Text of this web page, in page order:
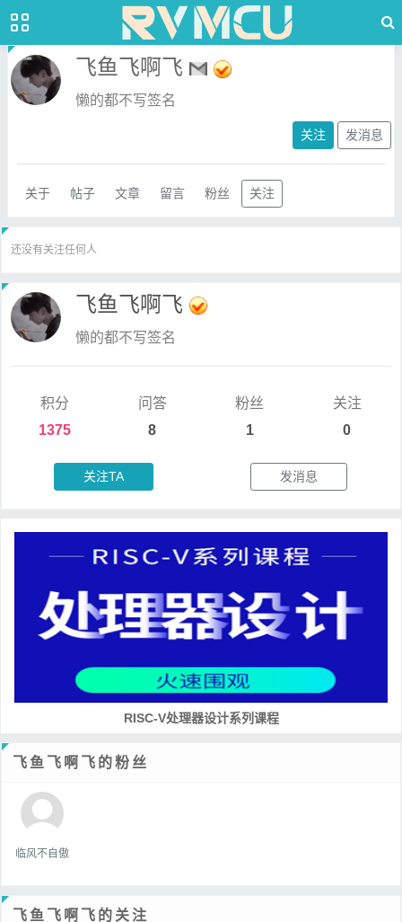
飞鱼飞啊飞
懒的都不写签名
关注 发消息
关于 帖子 文章 留言 粉丝 关注
还没有关注任何人
飞鱼飞啊飞
懒的都不写签名
积分
1375
问答
8
粉丝
1
关注
0
关注TA 发消息
RISC-V处理器设计系列课程
飞鱼飞啊飞的粉丝
临风不自傲
飞鱼飞啊飞的关注